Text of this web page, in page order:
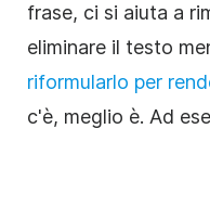
frase, ci si aiuta a
eliminare il testo
riformularlo per
c'è, meglio è. Ad